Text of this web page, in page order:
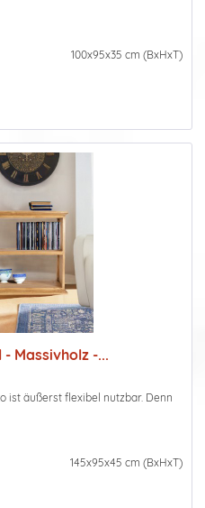
100x95x35 cm (BxHxT)
Massivholz -...
ist äußerst flexibel nutzbar. Denn
145x95x45 cm (BxHxT)